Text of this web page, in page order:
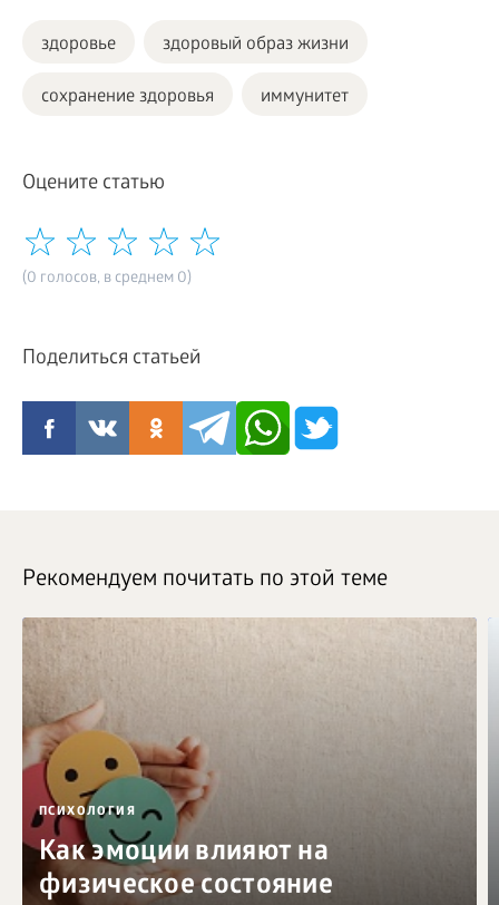
здоровье здоровый образ жизни
сохранение здоровья иммунитет
Оцените статью
(0 голосов, в среднем 0)
Поделиться статьей
Рекомендуем почитать по этой теме
ПСИХОЛОГИЯ
Как эмоции влияют на
физическое состояние